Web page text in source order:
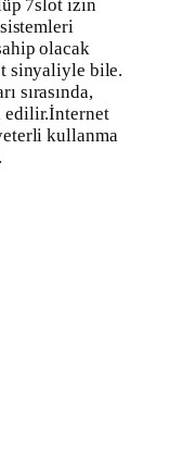
7slot izin
olacak
sinyaliyle bile.
sırasında,
edilir.İnternet
kullanma